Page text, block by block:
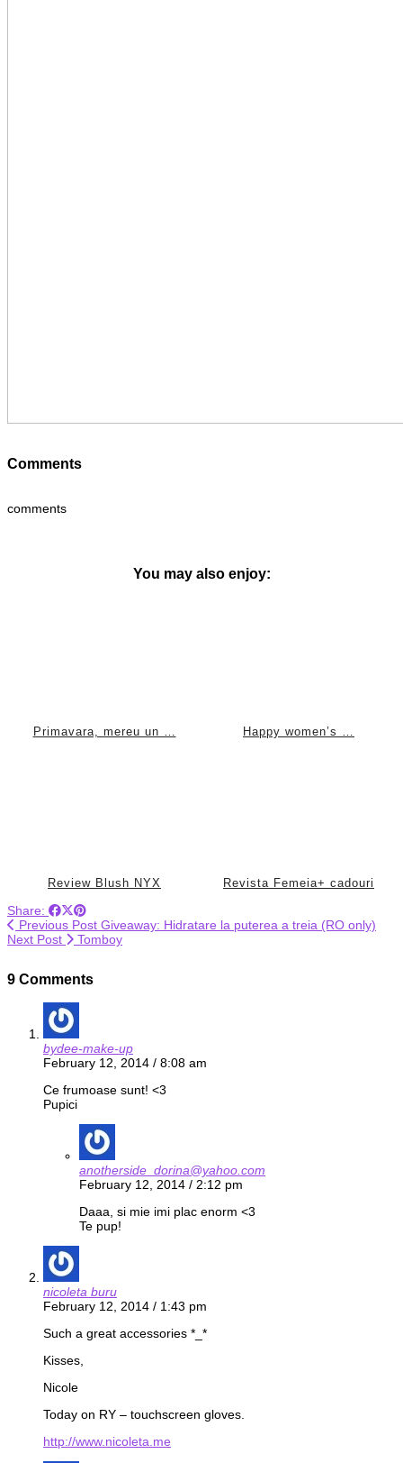
Comments
comments
You may also enjoy:
Primavara, mereu un … Happy women’s …
Review Blush NYX Revista Femeia+ cadouri
Share:
Previous Post Giveaway: Hidratare la puterea a treia (RO only)
Next Post
Tomboy
9 Comments
bydee-make-up
February 12, 2014 / 8:08 am
Ce frumoase sunt! <3
Pupici
anotherside_dorina@yahoo.com
February 12, 2014 / 2:12 pm
Daaa, si mie imi plac enorm <3
Te pup!
nicoleta buru
February 12, 2014 / 1:43 pm
Such a great accessories *_*
Kisses,
Nicole
Today on RY – touchscreen gloves.
http://www.nicoleta.me